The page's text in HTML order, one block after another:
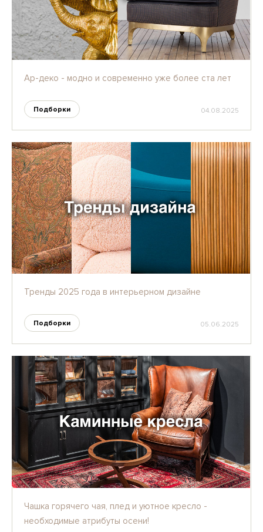
04.08.2025
Ар-деко - модно и современно уже более ста лет
Подборки
05.06.2025
Тренды 2025 года в интерьерном дизайне
Подборки
Чашка горячего чая, плед и уютное кресло -
необходимые атрибуты осени!